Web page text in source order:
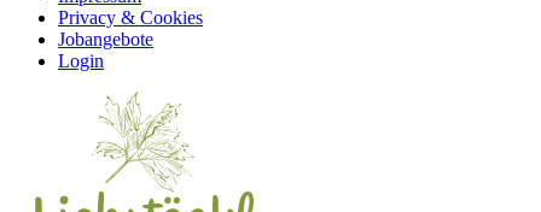
Privacy & Cookies
Jobangebote
Login